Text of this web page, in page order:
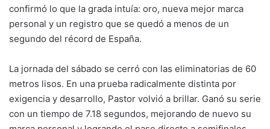
confirmó lo que la grada intuía: oro, nueva mejor marca
personal y un registro que se quedó a menos de un
segundo del récord de España.
La jornada del sábado se cerró con las eliminatorias de 60
metros lisos. En una prueba radicalmente distinta por
exigencia y desarrollo, Pastor volvió a brillar. Ganó su serie
con un tiempo de 7.18 segundos, mejorando de nuevo su